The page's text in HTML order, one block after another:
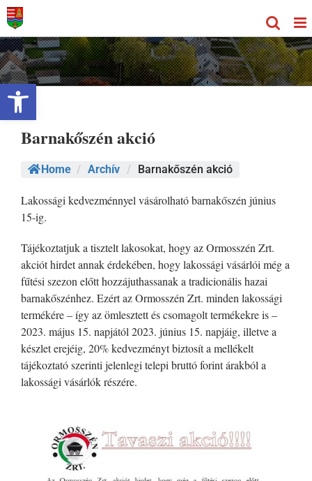
Eszköztár megnyitása
Kihagyás
Barnakőszén akció
Home / Archív / Barnakőszén akció
Lakossági kedvezménnyel vásárolható barnakőszén június
15-ig.
Tájékoztatjuk a tisztelt lakosokat, hogy az Ormosszén Zrt.
akciót hirdet annak érdekében, hogy lakossági vásárlói még a
fűtési szezon előtt hozzájuthassanak a tradicionális hazai
barnakőszénhez. Ezért az Ormosszén Zrt. minden lakossági
termékére – így az ömlesztett és csomagolt termékekre is –
2023. május 15. napjától 2023. június 15. napjáig, illetve a
készlet erejéig, 20% kedvezményt biztosít a mellékelt
tájékoztató szerinti jelenlegi telepi bruttó forint árakból a
lakossági vásárlók részére.